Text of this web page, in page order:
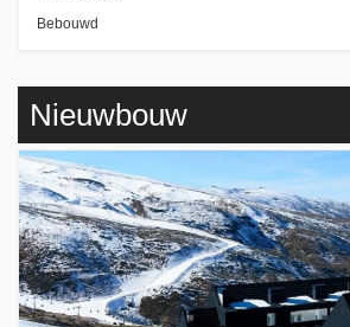
Bebouwd
Nieuwbouw